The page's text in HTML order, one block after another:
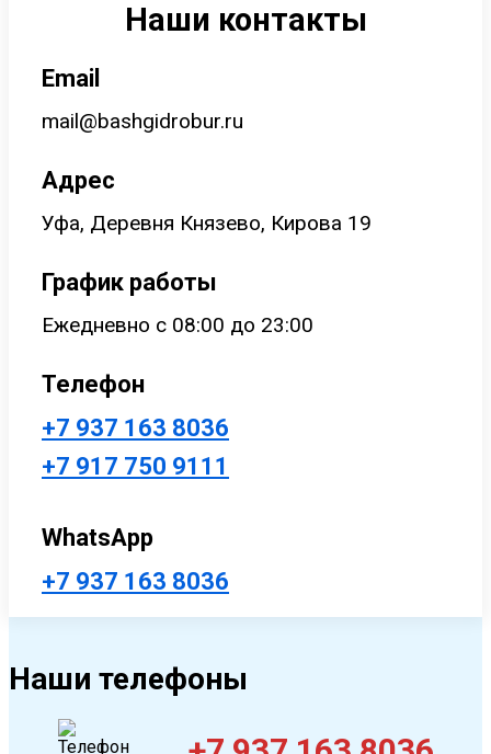
Наши контакты
Email
mail@bashgidrobur.ru
Адрес
Уфа, Деревня Князево, Кирова 19
График работы
Ежедневно с 08:00 до 23:00
Телефон
+7 937 163 8036
+7 917 750 9111
WhatsApp
+7 937 163 8036
Наши телефоны